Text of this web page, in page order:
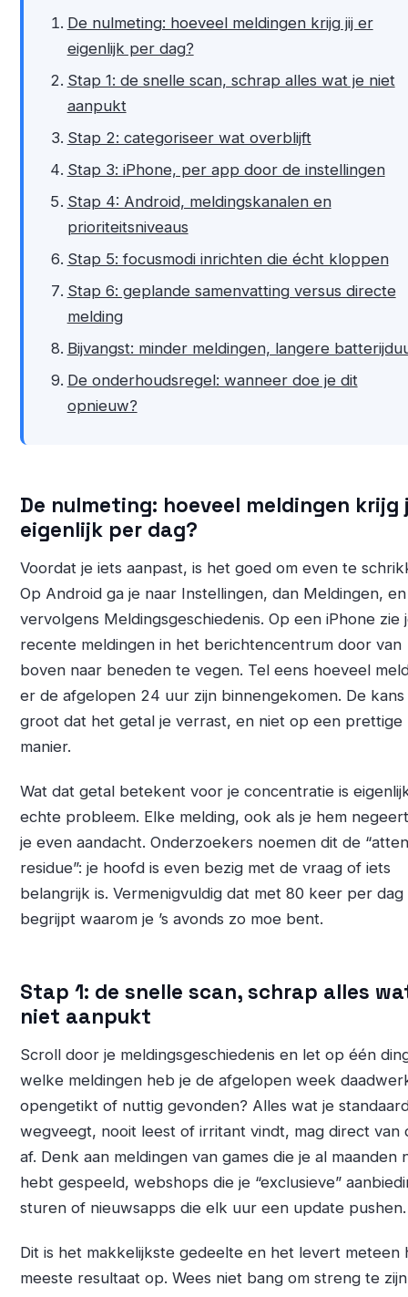
De nulmeting: hoeveel meldingen krijg jij er
eigenlijk per dag?
Stap 1: de snelle scan, schrap alles wat je niet
aanpukt
Stap 2: categoriseer wat overblijft
Stap 3: iPhone, per app door de instellingen
Stap 4: Android, meldingskanalen en
prioriteitsniveaus
Stap 5: focusmodi inrichten die écht kloppen
Stap 6: geplande samenvatting versus directe
melding
Bijvangst: minder meldingen, langere
De onderhoudsregel: wanneer doe je dit
opnieuw?
De nulmeting: hoeveel meldingen krijg
eigenlijk per dag?
Voordat je iets aanpast, is het goed om even te
Op Android ga je naar Instellingen, dan Meldingen, en
vervolgens Meldingsgeschiedenis. Op een iPhone zie
recente meldingen in het berichtencentrum door van
boven naar beneden te vegen. Tel eens hoeveel
er de afgelopen 24 uur zijn binnengekomen. De kans
groot dat het getal je verrast, en niet op een prettige
manier.
Wat dat getal betekent voor je concentratie is
echte probleem. Elke melding, ook als je hem
je even aandacht. Onderzoekers noemen dit de
residue”: je hoofd is even bezig met de vraag of iets
belangrijk is. Vermenigvuldig dat met 80 keer per dag
begrijpt waarom je ’s avonds zo moe bent.
Stap 1: de snelle scan, schrap alles
niet aanpukt
Scroll door je meldingsgeschiedenis en let op één
welke meldingen heb je de afgelopen week
opengetikt of nuttig gevonden? Alles wat je
wegveegt, nooit leest of irritant vindt, mag direct van
af. Denk aan meldingen van games die je al maanden
hebt gespeeld, webshops die je “exclusieve”
sturen of nieuwsapps die elk uur een update pushen.
Dit is het makkelijkste gedeelte en het levert meteen
meeste resultaat op. Wees niet bang om streng te